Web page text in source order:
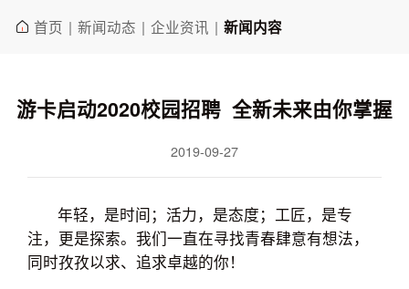
首页 | 新闻动态 | 企业资讯 | 新闻内容
游卡启动2020校园招聘 全新未来由你掌握
2019-09-27
年轻，是时间；活力，是态度；工匠，是专
注，更是探索。我们一直在寻找青春肆意有想法，
同时孜孜以求、追求卓越的你！